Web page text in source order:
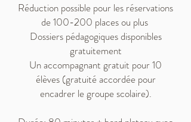
Réduction possible pour les réservations
de 100-200 places ou plus
Dossiers pédagogiques disponibles
gratuitement
Un accompagnant gratuit pour 10
élèves (gratuité accordée pour
encadrer le groupe scolaire).